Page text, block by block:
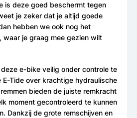
is deze goed beschermt tegen
je zeker dat je altijd goede
hebben we ook nog het
waar je graag mee gezien wilt
e-bike veilig onder controle te
Tide over krachtige hydraulische
bieden de juiste remkracht
moment gecontroleerd te kunnen
Dankzij de grote remschijven en